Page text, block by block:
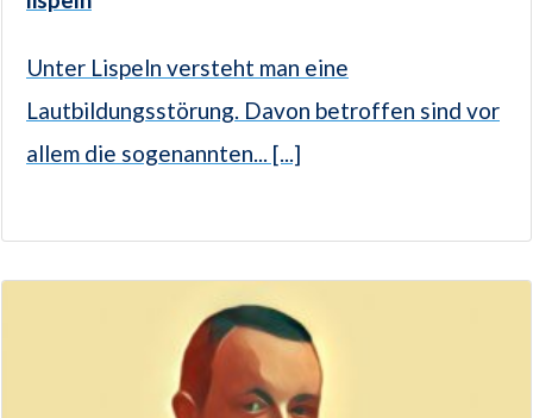
Unter Lispeln versteht man eine
Lautbildungsstörung. Davon betroffen sind vor
allem die sogenannten... [...]